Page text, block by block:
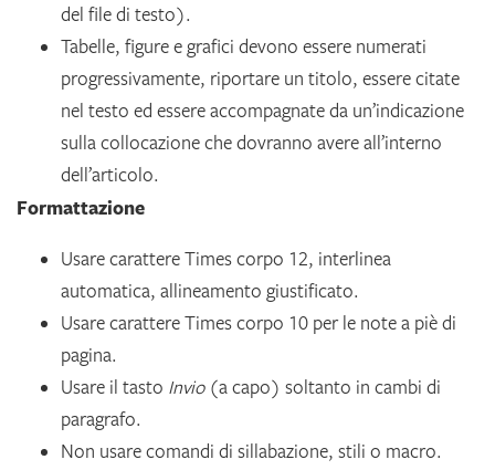
del file di testo).
Tabelle, figure e grafici devono essere numerati
progressivamente, riportare un titolo, essere citate
nel testo ed essere accompagnate da un’indicazione
sulla collocazione che dovranno avere all’interno
dell’articolo.
Formattazione
Usare carattere Times corpo 12, interlinea
automatica, allineamento giustificato.
Usare carattere Times corpo 10 per le note a piè di
pagina.
Usare il tasto Invio(a capo) soltanto in cambi di
paragrafo.
Non usare comandi di sillabazione, stili o macro.